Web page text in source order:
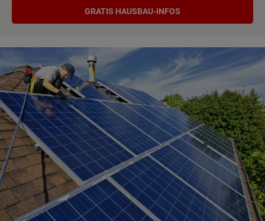
GRATIS HAUSBAU-INFOS